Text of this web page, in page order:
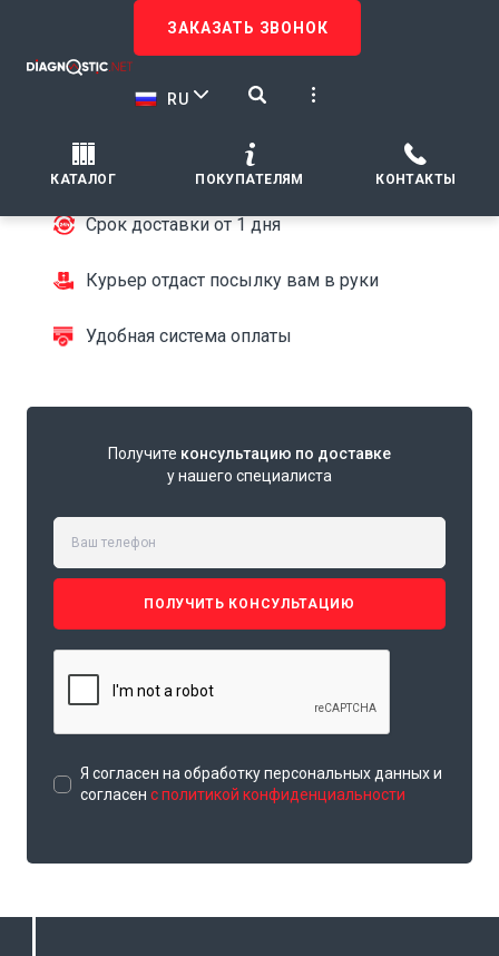
ЗАКАЗАТЬ ЗВОНОК
RU
КАТАЛОГ ПОКУПАТЕЛЯМ КОНТАКТЫ
ДОСТАВКА
Быстрая доставка
Только проверенные курьерские службы
Срок доставки от 1 дня
Курьер отдаст посылку вам в руки
Удобная система оплаты
Получите консультацию по доставке
у нашего специалиста
ПОЛУЧИТЬ КОНСУЛЬТАЦИЮ
Я согласен на обработку персональных данных и
согласен с политикой конфиденциальности